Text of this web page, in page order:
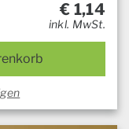
€ 1,14
inkl. MwSt.